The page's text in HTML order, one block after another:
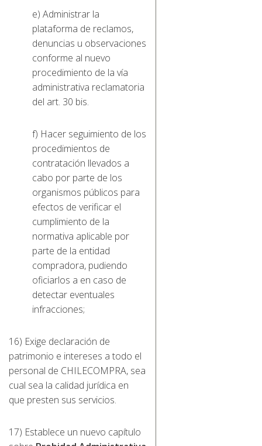
e) Administrar la
plataforma de reclamos,
denuncias u observaciones
conforme al nuevo
procedimiento de la vía
administrativa reclamatoria
del art. 30 bis.
f) Hacer seguimiento de los
procedimientos de
contratación llevados a
cabo por parte de los
organismos públicos para
efectos de verificar el
cumplimiento de la
normativa aplicable por
parte de la entidad
compradora, pudiendo
oficiarlos a en caso de
detectar eventuales
infracciones;
16) Exige declaración de
patrimonio e intereses a todo el
personal de CHILECOMPRA, sea
cual sea la calidad jurídica en
que presten sus servicios.
17) Establece un nuevo capítulo